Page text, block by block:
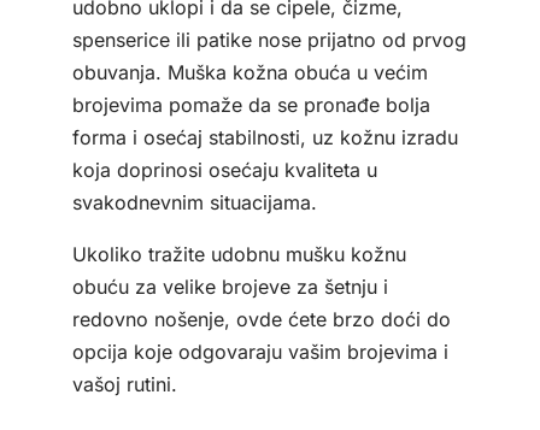
udobno uklopi i da se cipele, čizme,
spenserice ili patike nose prijatno od prvog
obuvanja. Muška kožna obuća u većim
brojevima pomaže da se pronađe bolja
forma i osećaj stabilnosti, uz kožnu izradu
koja doprinosi osećaju kvaliteta u
svakodnevnim situacijama.
Ukoliko tražite udobnu mušku kožnu
obuću za velike brojeve za šetnju i
redovno nošenje, ovde ćete brzo doći do
opcija koje odgovaraju vašim brojevima i
vašoj rutini.